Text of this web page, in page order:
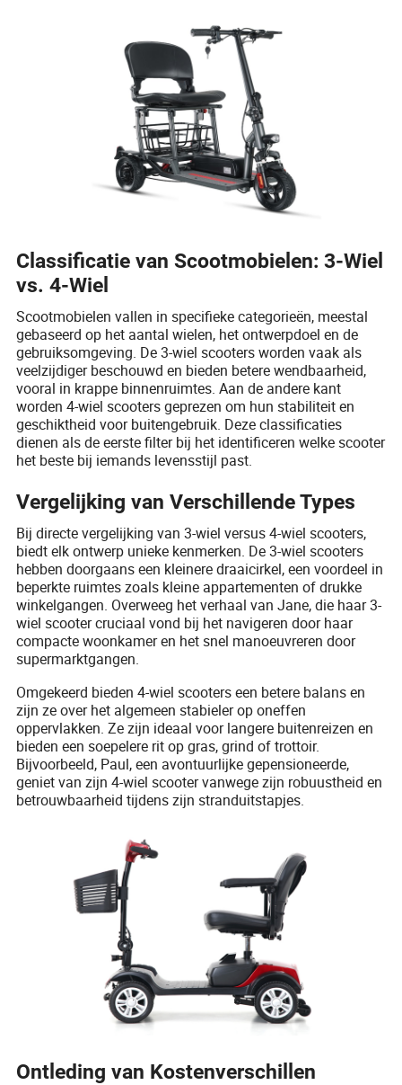
Classificatie van Scootmobielen: 3-Wiel
vs. 4-Wiel
Scootmobielen vallen in specifieke categorieën, meestal
gebaseerd op het aantal wielen, het ontwerpdoel en de
gebruiksomgeving. De 3-wiel scooters worden vaak als
veelzijdiger beschouwd en bieden betere wendbaarheid,
vooral in krappe binnenruimtes. Aan de andere kant
worden 4-wiel scooters geprezen om hun stabiliteit en
geschiktheid voor buitengebruik. Deze classificaties
dienen als de eerste filter bij het identificeren welke scooter
het beste bij iemands levensstijl past.
Vergelijking van Verschillende Types
Bij directe vergelijking van 3-wiel versus 4-wiel scooters,
biedt elk ontwerp unieke kenmerken. De 3-wiel scooters
hebben doorgaans een kleinere draaicirkel, een voordeel in
beperkte ruimtes zoals kleine appartementen of drukke
winkelgangen. Overweeg het verhaal van Jane, die haar 3-
wiel scooter cruciaal vond bij het navigeren door haar
compacte woonkamer en het snel manoeuvreren door
supermarktgangen.
Omgekeerd bieden 4-wiel scooters een betere balans en
zijn ze over het algemeen stabieler op oneffen
oppervlakken. Ze zijn ideaal voor langere buitenreizen en
bieden een soepelere rit op gras, grind of trottoir.
Bijvoorbeeld, Paul, een avontuurlijke gepensioneerde,
geniet van zijn 4-wiel scooter vanwege zijn robuustheid en
betrouwbaarheid tijdens zijn stranduitstapjes.
Ontleding van Kostenverschillen